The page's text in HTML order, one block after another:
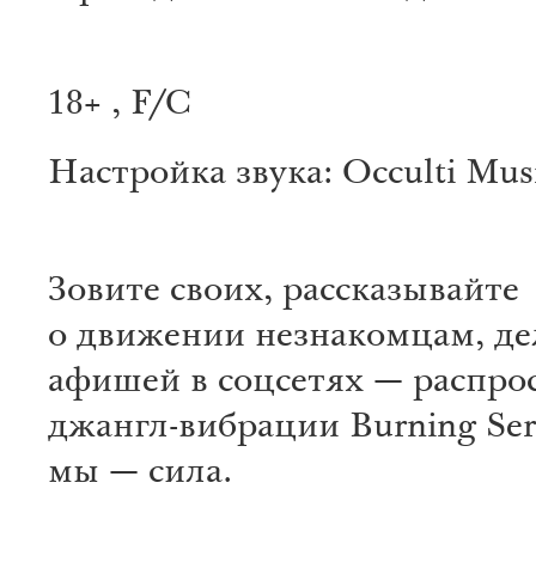
18+ , F/C
Настройка звука: Occulti
Зовите своих, рассказывайте
о движении незнакомцам,
афишей в соцсетях —
джангл-вибрации Burning
мы — сила.